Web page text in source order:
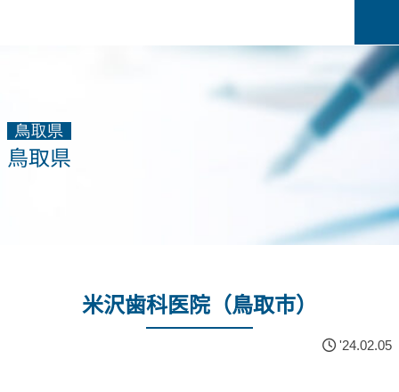
鳥取県
鳥取県
米沢歯科医院（鳥取市）
'24.02.05